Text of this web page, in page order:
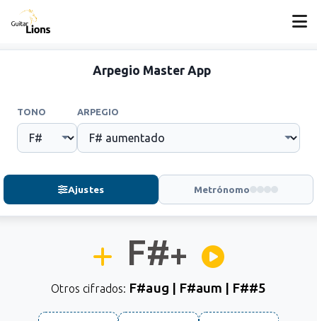
Arpegio Master App
TONO ARPEGIO
Ajustes Metrónomo
F#+
Otros cifrados: F#aug | F#aum | F##5